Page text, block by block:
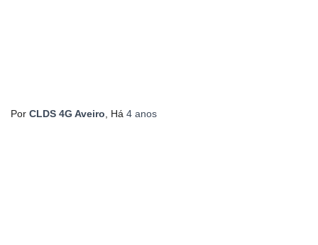
Por CLDS 4G Aveiro , Há 4 anos